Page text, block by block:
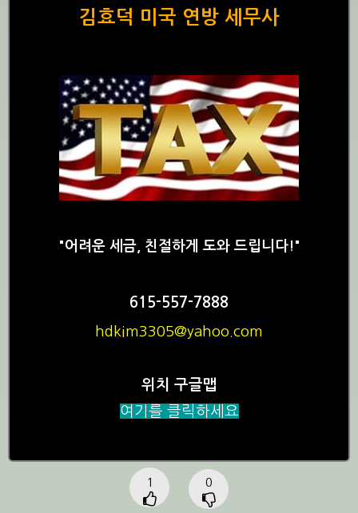
김효덕 미국 연방 세무사
"어려운 세금, 친절하게 도와 드립니다!"
615-557-7888
hdkim3305@yahoo.com
위치 구글맵
여기를 클릭하세요
1 0